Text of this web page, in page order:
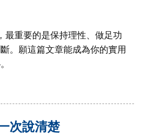
最重要的是保持理性、做足功
。願這篇文章能成為你的實用
次說清楚